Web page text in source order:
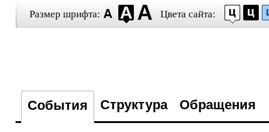
Размер шрифта: Цвета сайта:
События Структура Обращения